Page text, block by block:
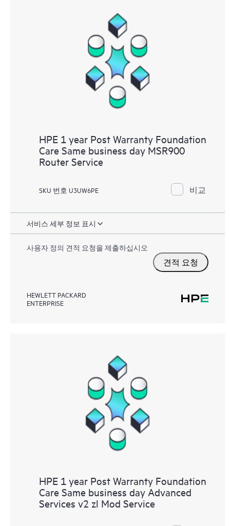
HPE 1 year Post Warranty Foundation
Care Same business day MSR900
Router Service
SKU 번호 U3UW6PE 비교
서비스 세부 정보 표시
사용자 정의 견적 요청을 제출하십시오
견적 요청
HEWLETT PACKARD
ENTERPRISE
HPE 1 year Post Warranty Foundation
Care Same business day Advanced
Services v2 zl Mod Service